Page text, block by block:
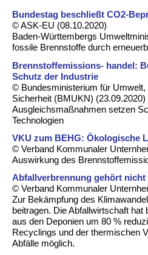
Bundestag beschließt CO2-
© ASK-EU (08.10.2020)
Baden-Württembergs
fossile Brennstoffe durch
Brennstoffemissions- handel:
Schutz der Industrie
© Bundesministerium für
Sicherheit (BMUKN) (23.09.2020)
Ausgleichsmaßnahmen setzen
Technologien
VKU zum BEHG: Ökologische
© Verband Kommunaler
Auswirkung des
Abfallverbrennung gehört
© Verband Kommunaler
Zur Bekämpfung des
beitragen. Die Abfallwirtschaft
aus den Deponien um 80 %
Recyclings und der thermischen
Abfälle möglich.